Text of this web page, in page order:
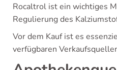
Rocaltrol ist ein wichtiges
Regulierung des
Vor dem Kauf ist es
verfügbaren